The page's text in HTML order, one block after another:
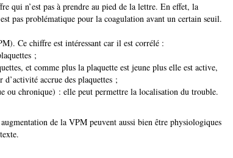
qui n’est pas à prendre au pied de la lettre. En effet, la
pas problématique pour la coagulation avant un certain seuil.
Ce chiffre est intéressant car il est corrélé :
;
et comme plus la plaquette est jeune plus elle est active,
d’activité accrue des plaquettes ;
ou chronique) : elle peut permettre la localisation du trouble.
de la VPM peuvent aussi bien être physiologiques